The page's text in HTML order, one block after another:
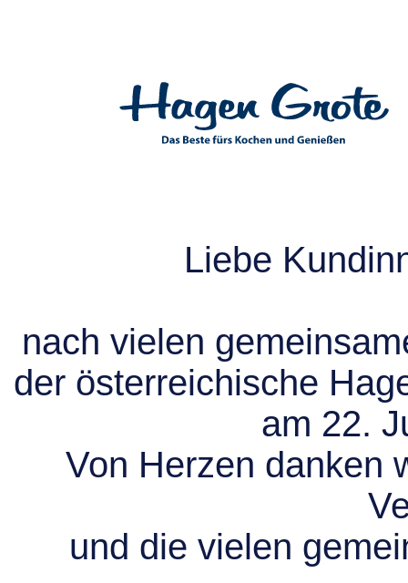
Liebe
nach vielen
der österreichische
am 22.
Von Herzen danken
und die vielen